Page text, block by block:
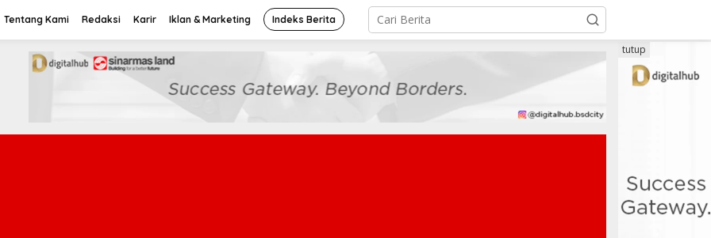
Tentang Kami Redaksi Karir Iklan & Marketing Indeks Berita
tutup